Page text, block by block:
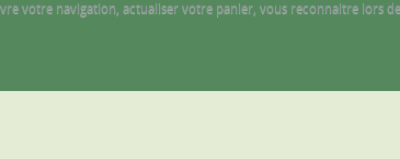
votre navigation, actualiser votre panier, vous reconnaitre lors